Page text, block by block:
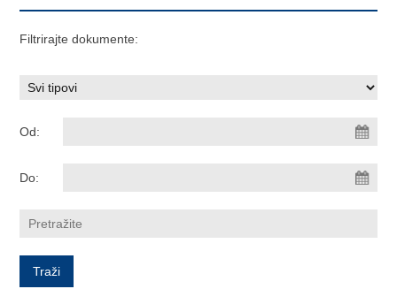
Filtrirajte dokumente:
Od:
Do: